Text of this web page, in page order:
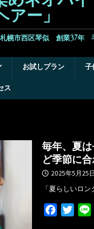
ー」
市西区琴似 創業37年 毛
お試しプラン 子
ス
毎年、夏
ど季節に
2025年5月25日
「夏らしいロ